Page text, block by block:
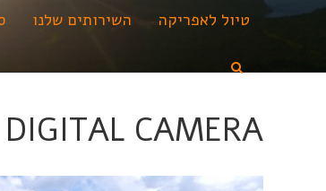
טיול לאפריקה השירותים שלנו
CAMERA